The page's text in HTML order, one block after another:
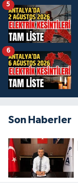
5
6
Son Haberler